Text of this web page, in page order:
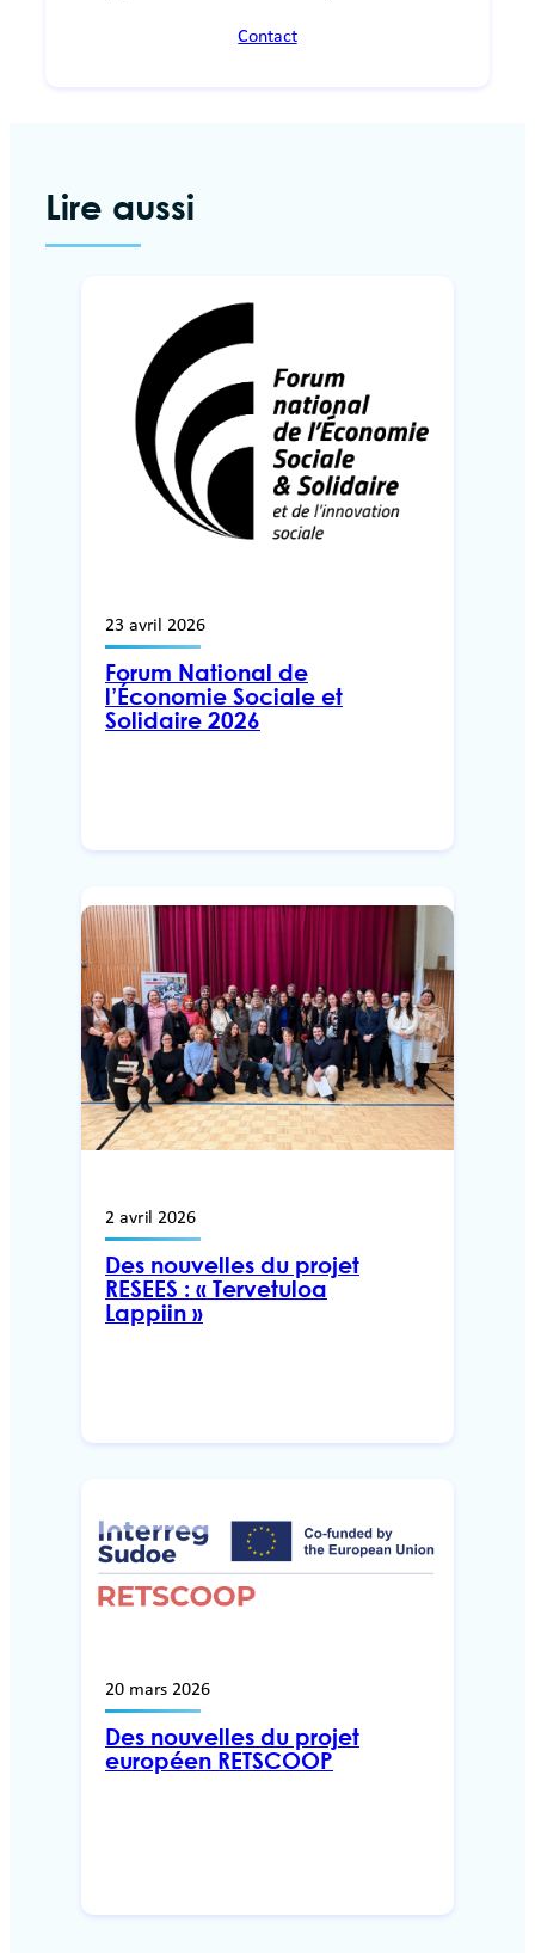
Contact
Lire aussi
23 avril 2026
Forum National de
l’Économie Sociale et
Solidaire 2026
2 avril 2026
Des nouvelles du projet
RESEES : « Tervetuloa
Lappiin »
20 mars 2026
Des nouvelles du projet
européen RETSCOOP